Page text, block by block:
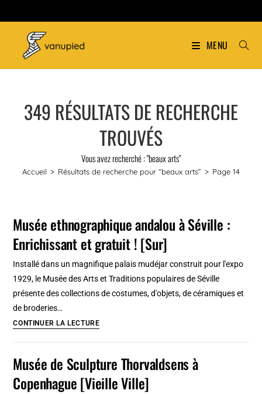
MENU
349 RÉSULTATS DE RECHERCHE
TROUVÉS
Vous avez recherché : "beaux arts"
Accueil > Résultats de recherche pour “beaux arts” > Page 14
Musée ethnographique andalou à Séville :
Enrichissant et gratuit ! [Sur]
Installé dans un magnifique palais mudéjar construit pour l'expo
1929, le Musée des Arts et Traditions populaires de Séville
présente des collections de costumes, d'objets, de céramiques et
de broderies…
CONTINUER LA LECTUREMusée
à
Séville
Musée de Sculpture Thorvaldsens à
Copenhague [Vieille Ville]